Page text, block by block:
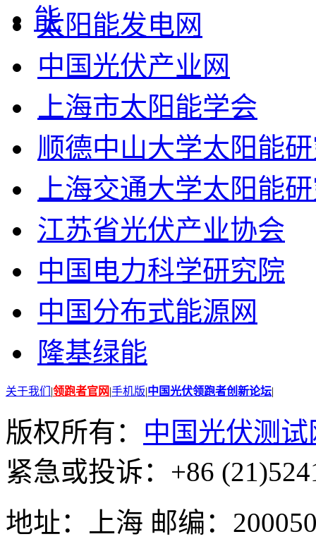
太阳能发电网
中国光伏产业网
上海市太阳能学会
顺德中山大学太阳能
上海交通大学太阳能
江苏省光伏产业协会
中国电力科学研究院
中国分布式能源网
隆基绿能
关于我们 |领跑者官网|手机版|中国光伏领跑者创新论坛|
版权所有： 中国光伏测试
紧急或投诉：+86
地址：上海 邮编：